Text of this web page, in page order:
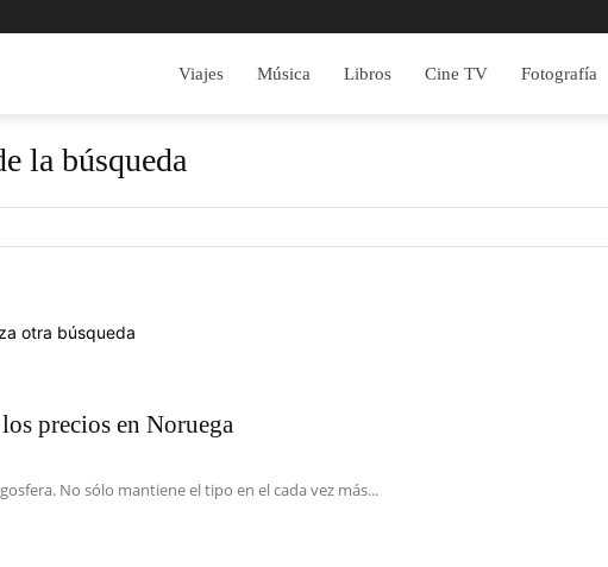
Viajes Música Libros Cine TV Fotografía
la búsqueda
otra búsqueda
precios en Noruega
No sólo mantiene el tipo en el cada vez más...